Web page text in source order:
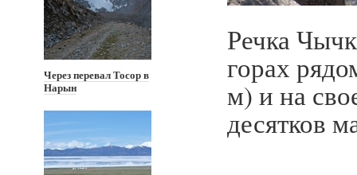
Через перевал Тосор в
Нарын
Речка
горах
м) и на
десятков